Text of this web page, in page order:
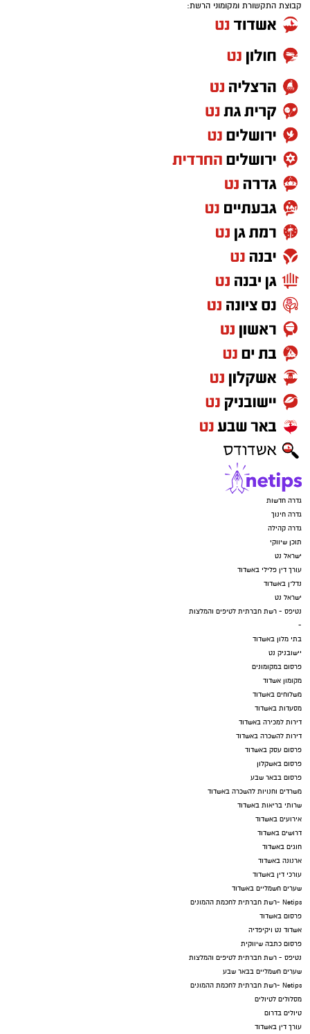
קבוצת התקשורת ומקומוני הרשת:
גדרה חדשות
גדרה חינוך
גדרה קהילה
תוכן שיווקי
ישראל נט
עורך דין פלילי באשדוד
נדל"ן באשדוד
ישראל נט
נטיפס - רשת חברתית לטיפים והמלצות
-
בתי מלון באשדוד
יישובניק נט
פרסום במקומונים
מקומון אשדוד
משלוחים באשדוד
מסעדות באשדוד
דירות למכירה באשדוד
דירות להשכרה באשדוד
פרסום עסק באשדוד
פרסום באשקלון
פרסום בבאר שבע
משרדים וחנויות להשכרה באשדוד
שרותי בריאות באשדוד
אירועים באשדוד
דרושים באשדוד
חוגים באשדוד
ארנונה באשדוד
עורכי דין באשדוד
שערים חשמליים באשדוד
Netips -רשת חברתית לחכמת ההמונים
פרסום באשדוד
אשדוד נט ויקיפדיה
פרסום כתבה שיווקית
נטיפס - רשת חברתית לטיפים והמלצות
שערים חשמליים בבאר שבע
Netips -רשת חברתית לחכמת ההמונים
מסלולים לטיולים
טיולים בדרום
עורך דין באשדוד